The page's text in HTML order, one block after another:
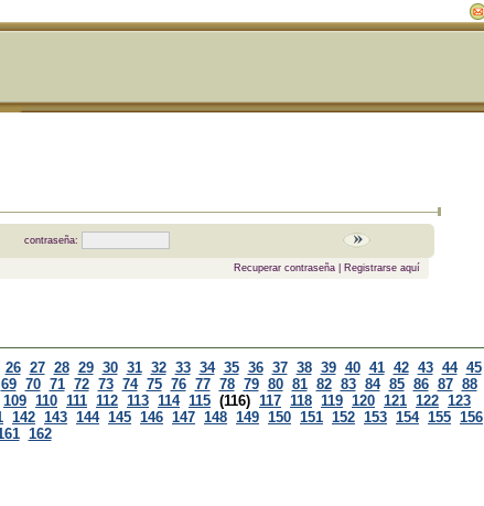
contraseña:
Recuperar contraseña| Registrarse aquí
26 27 28 29 30 31 32 33 34 35 36 37 38 39 40 41 42 43 44 45
69 70 71 72 73 74 75 76 77 78 79 80 81 82 83 84 85 86 87 88
109 110 111 112 113 114 115 (116) 117 118 119 120 121 122 123
142 143 144 145 146 147 148 149 150 151 152 153 154 155 156
162